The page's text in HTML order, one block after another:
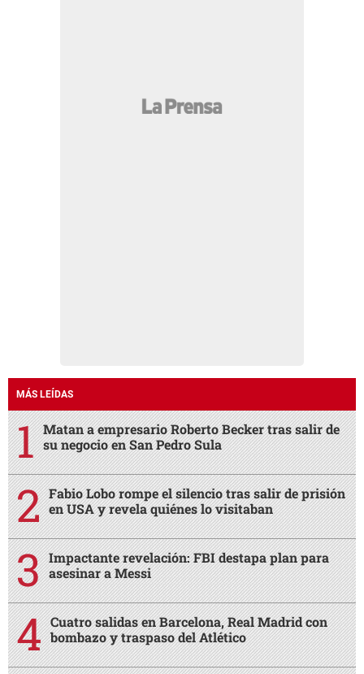
MÁS LEÍDAS
Matan a empresario Roberto Becker tras salir de
su negocio en San Pedro Sula
Fabio Lobo rompe el silencio tras salir de prisión
en USA y revela quiénes lo visitaban
Impactante revelación: FBI destapa plan para
asesinar a Messi
Cuatro salidas en Barcelona, Real Madrid con
bombazo y traspaso del Atlético